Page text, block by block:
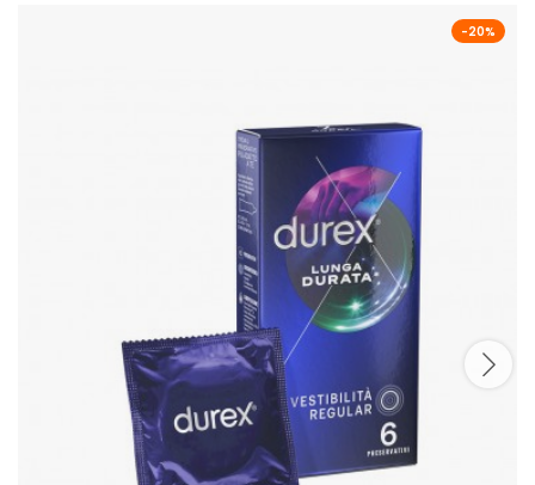
-20%